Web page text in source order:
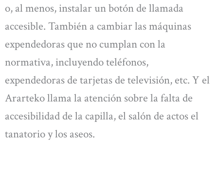
o, al menos, instalar un botón de llamada
accesible. También a cambiar las máquinas
expendedoras que no cumplan con la
normativa, incluyendo teléfonos,
expendedoras de tarjetas de televisión, etc. Y el
Ararteko llama la atención sobre la falta de
accesibilidad de la capilla, el salón de actos el
tanatorio y los aseos.